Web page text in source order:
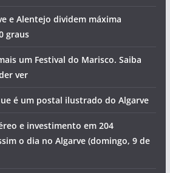
e Alentejo dividem máxima
graus
um Festival do Marisco. Saiba
ver
é um postal ilustrado do Algarve
e investimento em 204
o dia no Algarve (domingo, 9 de